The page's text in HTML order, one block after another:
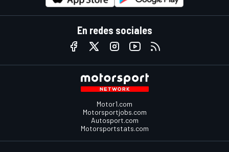
En redes sociales
Motor1.com
Motorsportjobs.com
Autosport.com
Motorsportstats.com